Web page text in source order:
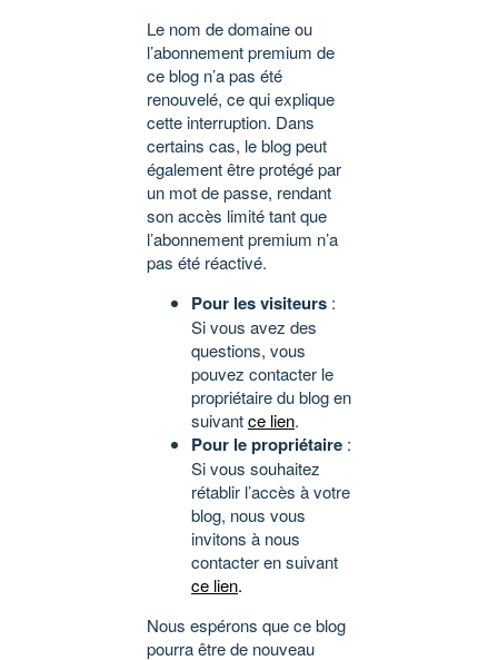
Le nom de domaine ou
l’abonnement premium de
ce blog n’a pas été
renouvelé, ce qui explique
cette interruption. Dans
certains cas, le blog peut
également être protégé par
un mot de passe, rendant
son accès limité tant que
l’abonnement premium n’a
pas été réactivé.
Pour les visiteurs :
Si vous avez des
questions, vous
pouvez contacter le
propriétaire du blog en
suivantce lien.
Pour le propriétaire :
Si vous souhaitez
rétablir l’accès à votre
blog, nous vous
invitons à nous
contacter en suivant
ce lien.
Nous espérons que ce blog
pourra être de nouveau